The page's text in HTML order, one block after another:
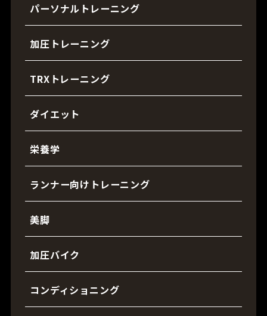
パーソナルトレーニング
加圧トレーニング
TRXトレーニング
ダイエット
栄養学
ランナー向けトレーニング
美脚
加圧バイク
コンディショニング